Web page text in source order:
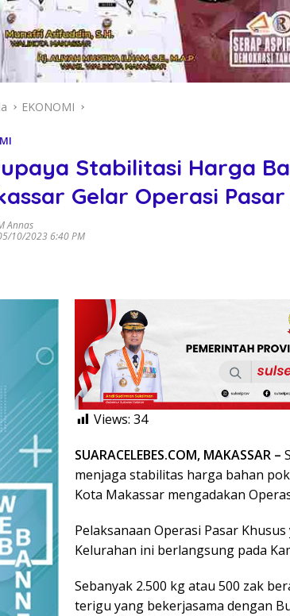
EKONOMI
Stabilitasi Harga
Gelar Operasi
Annas
10/2023 6:40 PM
Views: 34
SUARACELEBES.COM, MAKASSAR –
menjaga stabilitas harga bahan
Kota Makassar mengadakan
Pelaksanaan Operasi Pasar
Kelurahan ini berlangsung pada
Sebanyak 2.500 kg atau 500 zak
terigu yang bekerjasama dengan